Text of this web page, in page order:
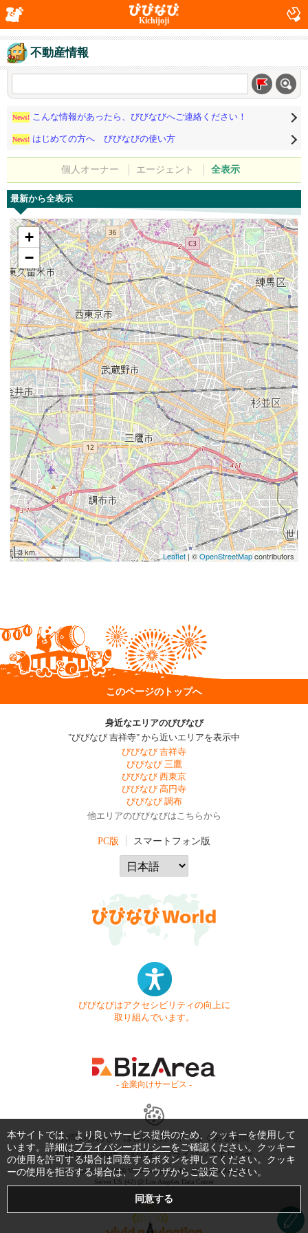
Kichijoji
不動産情報
News! こんな情報があったら、びびなびへご連絡ください！
News! はじめての方へ びびなびの使い方
個人オーナー エージェント 全表示
最新から全表示
+
−
3 km Leaflet| ©OpenStreetMapcontributors
このページのトップへ
身近なエリアのびびなび
"びびなび 吉祥寺" から近いエリアを表示中
びびなび 吉祥寺
びびなび 三鷹
びびなび 西東京
びびなび 高円寺
びびなび 調布
他エリアのびびなびはこちらから
PC版 スマートフォン版
びびなびはアクセシビリティの向上に
取り組んでいます。
- 企業向けサービス -
お問い合わせ はじめてガイド
よくある質問
利用規約
商標・著作権 プライバシーポリシー
Copyright © 1999-2026 Vivid Navigation, Inc. All Rights Reserved.
Server US (42) @ Los Angeles Data Center
本サイトでは、より良いサービス提供のため、クッキーを使用して
います。詳細はプライバシーポリシーをご確認ください。クッキー
の使用を許可する場合は同意するボタンを押してください。クッキ
ーの使用を拒否する場合は、ブラウザからご設定ください。